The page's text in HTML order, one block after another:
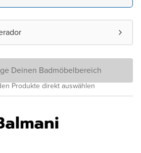
Deinen Badmöbelbereich
Produkte direkt auswählen